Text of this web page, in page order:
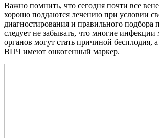
Важно помнить, что сегодня почти все
хорошо поддаются лечению при условии
диагностирования и правильного подбора
следует не забывать, что многие
органов могут стать причиной бесплодия,
ВПЧ имеют онкогенный маркер.